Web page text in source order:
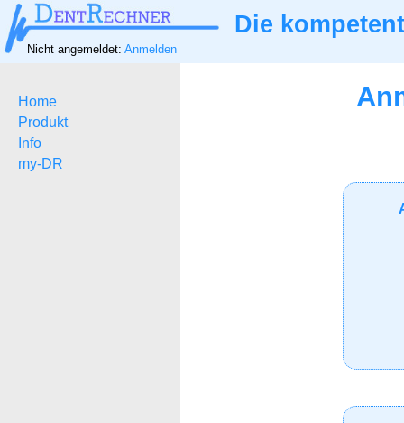
Die
Nicht angemeldet: Anmelden
Home
Produkt
Info
my-DR